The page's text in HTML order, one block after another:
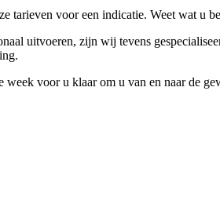
tarieven voor een indicatie. Weet wat u
uitvoeren, zijn wij tevens
voor u klaar om u van en naar de